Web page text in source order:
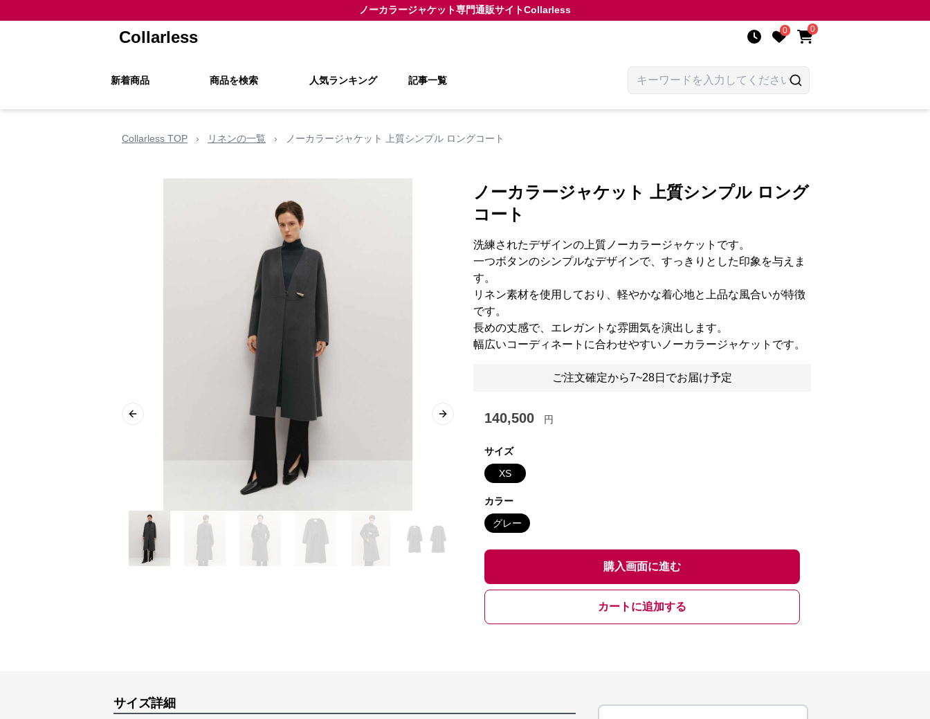
ノーカラージャケット専門通販サイトCollarless
Collarless 0 0
新着商品 商品を検索 人気ランキング 記事一覧
Collarless TOP › リネンの一覧 › ノーカラージャケット 上質シンプル ロングコート
Previous slide Next slide
ノーカラージャケット 上質シンプル ロング
コート
洗練されたデザインの上質ノーカラージャケットです。
一つボタンのシンプルなデザインで、すっきりとした印象を与えま
す。
リネン素材を使用しており、軽やかな着心地と上品な風合いが特徴
です。
長めの丈感で、エレガントな雰囲気を演出します。
幅広いコーディネートに合わせやすいノーカラージャケットです。
ご注文確定から7~28日でお届け予定
140,500 円
サイズ
XS
カラー
グレー
購入画面に進む
カートに追加する
サイズ詳細